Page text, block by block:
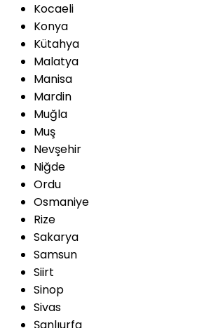
Kocaeli
Konya
Kütahya
Malatya
Manisa
Mardin
Muğla
Muş
Nevşehir
Niğde
Ordu
Osmaniye
Rize
Sakarya
Samsun
Siirt
Sinop
Sivas